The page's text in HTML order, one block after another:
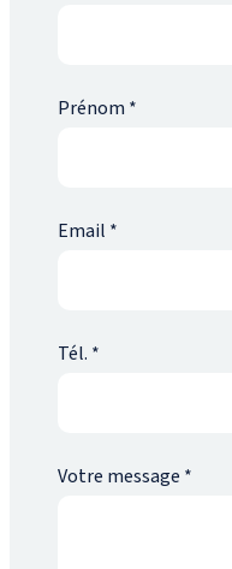
Prénom *
Email *
Tél. *
Votre message *